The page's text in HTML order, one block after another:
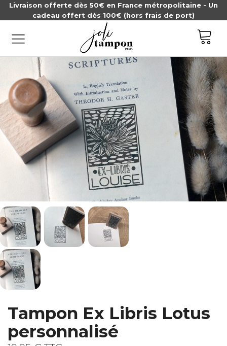
Livraison offerte dès 50€ en France métropolitaine - Un
cadeau offert dès 100€ (hors frais de port)
Tampon Ex Libris Lotus
personnalisé